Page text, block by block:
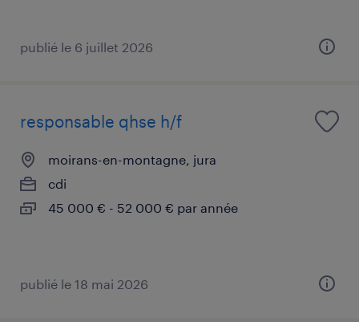
publié le 6 juillet 2026
responsable qhse h/f
moirans-en-montagne, jura
cdi
45 000 € - 52 000 € par année
publié le 18 mai 2026